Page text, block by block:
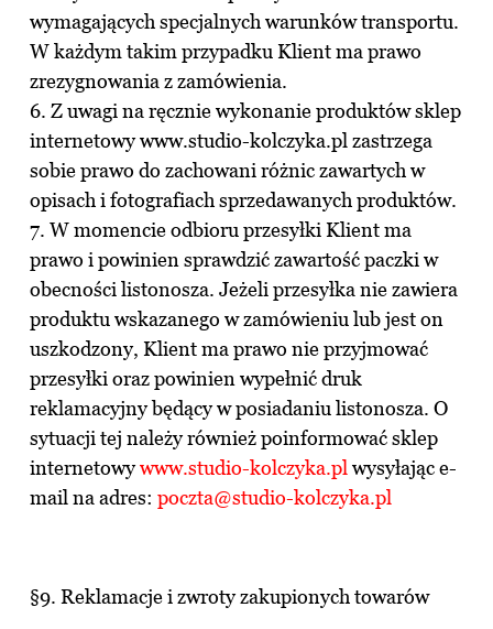
wymagających specjalnych warunków transportu.
W każdym takim przypadku Klient ma prawo
zrezygnowania z zamówienia.
6. Z uwagi na ręcznie wykonanie produktów sklep
internetowy www.studio-kolczyka.pl zastrzega
sobie prawo do zachowani różnic zawartych w
opisach i fotografiach sprzedawanych produktów.
7. W momencie odbioru przesyłki Klient ma
prawo i powinien sprawdzić zawartość paczki w
obecności listonosza. Jeżeli przesyłka nie zawiera
produktu wskazanego w zamówieniu lub jest on
uszkodzony, Klient ma prawo nie przyjmować
przesyłki oraz powinien wypełnić druk
reklamacyjny będący w posiadaniu listonosza. O
sytuacji tej należy również poinformować sklep
internetowywww.studio-kolczyka.pl wysyłając e-
mail na adres: poczta@studio-kolczyka.pl
§9. Reklamacje i zwroty zakupionych towarów